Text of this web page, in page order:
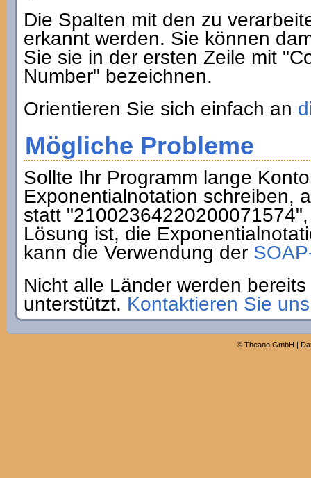
Die Spalten mit den zu
erkannt werden. Sie können
Sie sie in der ersten Zeile mit
Number" bezeichnen.
Orientieren Sie sich einfach an
Mögliche Probleme
Sollte Ihr Programm lange
Exponentialnotation schreiben,
statt
Lösung ist, die
kann die Verwendung der
Nicht alle Länder werden
unterstützt. Kontaktieren Sie
© Theano GmbH |